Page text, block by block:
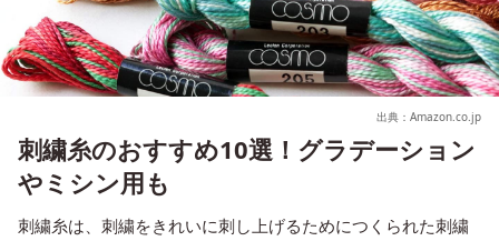
出典：Amazon.co.jp
刺繍糸のおすすめ10選！グラデーション
やミシン用も
刺繍糸は、刺繍をきれいに刺し上げるためにつくられた刺繍